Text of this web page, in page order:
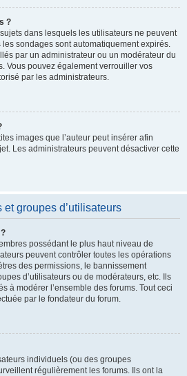
?
dans lesquels les utilisateurs ne peuvent
sondages sont automatiquement expirés.
par un administrateur ou un modérateur du
Vous pouvez également verrouiller vos
par les administrateurs.
images que l’auteur peut insérer afin
Les administrateurs peuvent désactiver cette
groupes d’utilisateurs
possédant le plus haut niveau de
peuvent contrôler toutes les opérations
des permissions, le bannissement
d’utilisateurs ou de modérateurs, etc. Ils
à modérer l’ensemble des forums. Tout ceci
par le fondateur du forum.
individuels (ou des groupes
régulièrement les forums. Ils ont la